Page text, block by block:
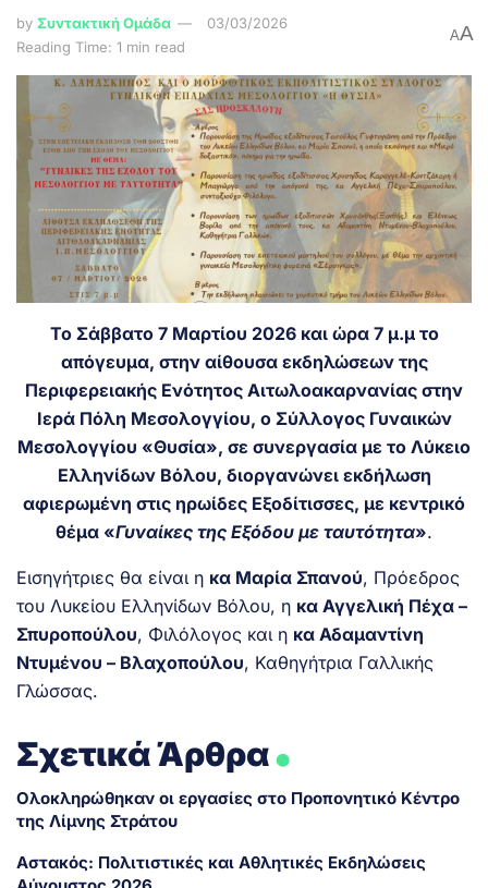
by Συντακτική Ομάδα
03/03/2026
Reading Time: 1 min read
AA
Το Σάββατο 7 Μαρτίου 2026 και ώρα 7 μ.μ το
απόγευμα, στην αίθουσα εκδηλώσεων της
Περιφερειακής Ενότητος Αιτωλοακαρνανίας στην
Ιερά Πόλη Μεσολογγίου, ο Σύλλογος Γυναικών
Μεσολογγίου «Θυσία», σε συνεργασία με το Λύκειο
Ελληνίδων Βόλου, διοργανώνει εκδήλωση
αφιερωμένη στις ηρωίδες Εξοδίτισσες, με κεντρικό
θέμα «Γυναίκες της Εξόδου με ταυτότητα».
Εισηγήτριες θα είναι η κα Μαρία Σπανού, Πρόεδρος
του Λυκείου Ελληνίδων Βόλου, η κα Αγγελική Πέχα –
Σπυροπούλου, Φιλόλογος και η κα Αδαμαντίνη
Ντυμένου – Βλαχοπούλου, Καθηγήτρια Γαλλικής
Γλώσσας.
Σχετικά Άρθρα.
Ολοκληρώθηκαν οι εργασίες στο Προπονητικό Κέντρο
της Λίμνης Στράτου
Αστακός: Πολιτιστικές και Αθλητικές Εκδηλώσεις